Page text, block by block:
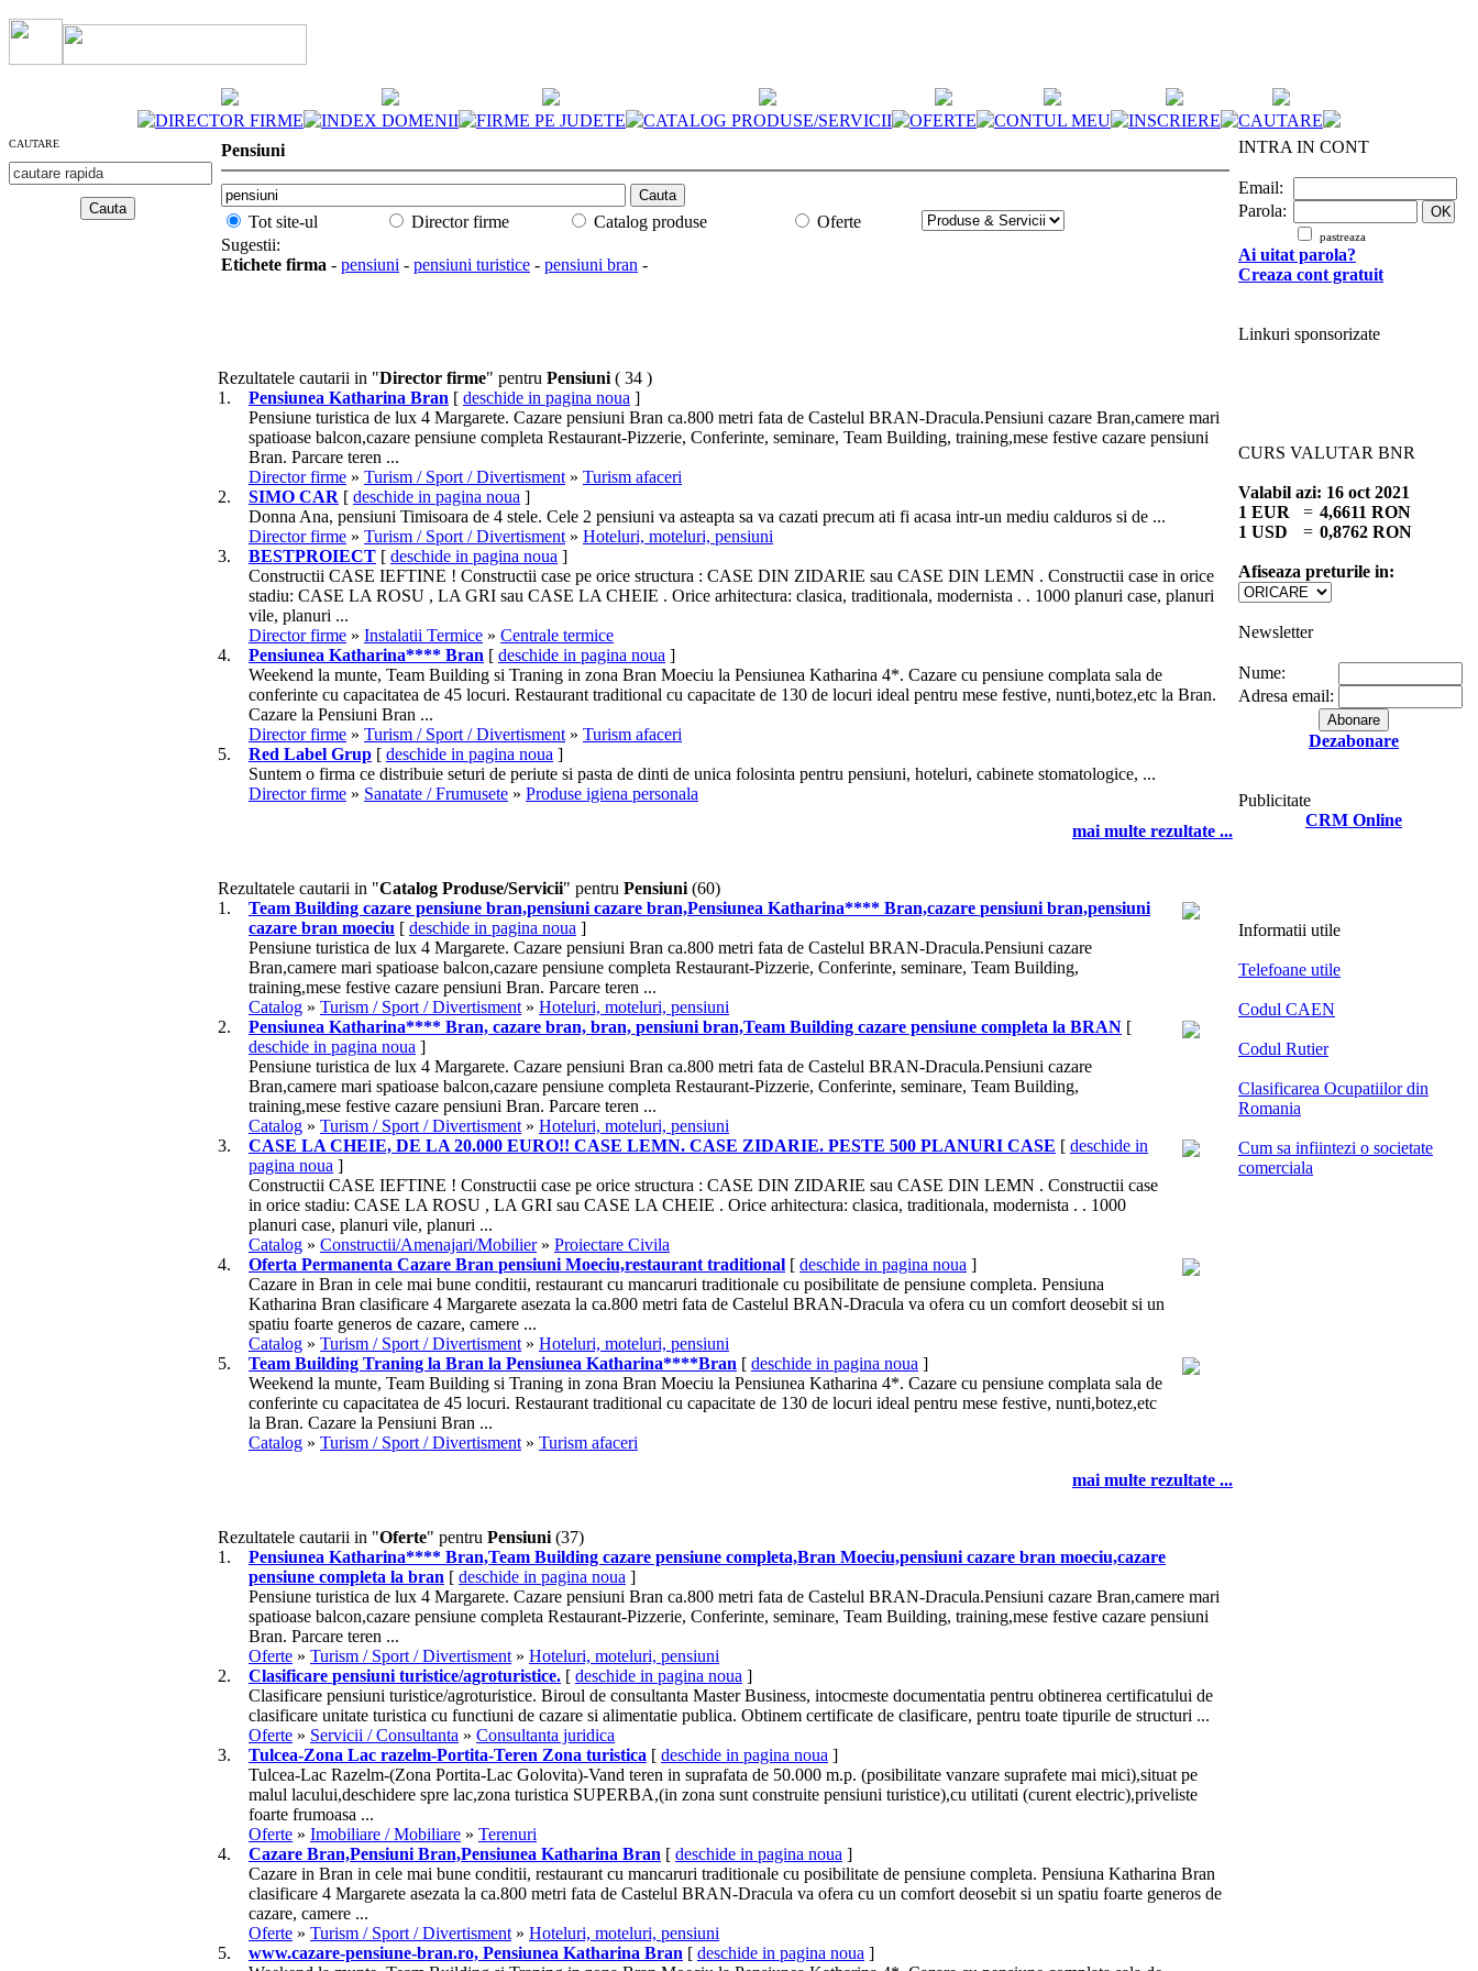
DIRECTOR FIRME INDEX DOMENII FIRME PE JUDETE CATALOG PRODUSE/SERVICII OFERTE CONTUL MEU INSCRIERE CAUTARE
CAUTARE Pensiuni
Tot site-ul Director firme Catalog produse
Oferte
Sugestii:
Etichete firma - pensiuni - pensiuni turistice - pensiuni bran -
Rezultatele cautarii in "Director firme" pentru Pensiuni ( 34 )
1.
Pensiunea Katharina Bran [ deschide in pagina noua ]
Pensiune turistica de lux 4 Margarete. Cazare pensiuni Bran ca.800 metri fata de Castelul BRAN-Dracula.Pensiuni cazare Bran,camere mari
spatioase balcon,cazare pensiune completa Restaurant-Pizzerie, Conferinte, seminare, Team Building, training,mese festive cazare pensiuni
Bran. Parcare teren ...
Director firme » Turism / Sport / Divertisment » Turism afaceri
2.
SIMO CAR [ deschide in pagina noua ]
Donna Ana, pensiuni Timisoara de 4 stele. Cele 2 pensiuni va asteapta sa va cazati precum ati fi acasa intr-un mediu calduros si de ...
Director firme » Turism / Sport / Divertisment » Hoteluri, moteluri, pensiuni
3.
BESTPROIECT [ deschide in pagina noua ]
Constructii CASE IEFTINE ! Constructii case pe orice structura : CASE DIN ZIDARIE sau CASE DIN LEMN . Constructii case in orice
stadiu: CASE LA ROSU , LA GRI sau CASE LA CHEIE . Orice arhitectura: clasica, traditionala, modernista . . 1000 planuri case, planuri
vile, planuri ...
Director firme » Instalatii Termice » Centrale termice
4.
Pensiunea Katharina**** Bran [ deschide in pagina noua ]
Weekend la munte, Team Building si Traning in zona Bran Moeciu la Pensiunea Katharina 4*. Cazare cu pensiune complata sala de
conferinte cu capacitatea de 45 locuri. Restaurant traditional cu capacitate de 130 de locuri ideal pentru mese festive, nunti,botez,etc la Bran.
Cazare la Pensiuni Bran ...
Director firme » Turism / Sport / Divertisment » Turism afaceri
5.
Red Label Grup [ deschide in pagina noua ]
Suntem o firma ce distribuie seturi de periute si pasta de dinti de unica folosinta pentru pensiuni, hoteluri, cabinete stomatologice, ...
Director firme » Sanatate / Frumusete » Produse igiena personala
mai multe rezultate ...
Rezultatele cautarii in "Catalog Produse/Servicii" pentru Pensiuni (60)
1.
Team Building cazare pensiune bran,pensiuni cazare bran,Pensiunea Katharina**** Bran,cazare pensiuni bran,pensiuni
cazare bran moeciu [ deschide in pagina noua ]
Pensiune turistica de lux 4 Margarete. Cazare pensiuni Bran ca.800 metri fata de Castelul BRAN-Dracula.Pensiuni cazare
Bran,camere mari spatioase balcon,cazare pensiune completa Restaurant-Pizzerie, Conferinte, seminare, Team Building,
training,mese festive cazare pensiuni Bran. Parcare teren ...
Catalog » Turism / Sport / Divertisment » Hoteluri, moteluri, pensiuni
2.
Pensiunea Katharina**** Bran, cazare bran, bran, pensiuni bran,Team Building cazare pensiune completa la BRAN [
deschide in pagina noua ]
Pensiune turistica de lux 4 Margarete. Cazare pensiuni Bran ca.800 metri fata de Castelul BRAN-Dracula.Pensiuni cazare
Bran,camere mari spatioase balcon,cazare pensiune completa Restaurant-Pizzerie, Conferinte, seminare, Team Building,
training,mese festive cazare pensiuni Bran. Parcare teren ...
Catalog » Turism / Sport / Divertisment » Hoteluri, moteluri, pensiuni
3.
CASE LA CHEIE, DE LA 20.000 EURO!! CASE LEMN. CASE ZIDARIE. PESTE 500 PLANURI CASE [ deschide in
pagina noua ]
Constructii CASE IEFTINE ! Constructii case pe orice structura : CASE DIN ZIDARIE sau CASE DIN LEMN . Constructii case
in orice stadiu: CASE LA ROSU , LA GRI sau CASE LA CHEIE . Orice arhitectura: clasica, traditionala, modernista . . 1000
planuri case, planuri vile, planuri ...
Catalog » Constructii/Amenajari/Mobilier» Proiectare Civila
4.
Oferta Permanenta Cazare Bran pensiuni Moeciu,restaurant traditional [ deschide in pagina noua ]
Cazare in Bran in cele mai bune conditii, restaurant cu mancaruri traditionale cu posibilitate de pensiune completa. Pensiuna
Katharina Bran clasificare 4 Margarete asezata la ca.800 metri fata de Castelul BRAN-Dracula va ofera cu un comfort deosebit si un
spatiu foarte generos de cazare, camere ...
Catalog » Turism / Sport / Divertisment » Hoteluri, moteluri, pensiuni
5.
Team Building Traning la Bran la Pensiunea Katharina****Bran [ deschide in pagina noua ]
Weekend la munte, Team Building si Traning in zona Bran Moeciu la Pensiunea Katharina 4*. Cazare cu pensiune complata sala de
conferinte cu capacitatea de 45 locuri. Restaurant traditional cu capacitate de 130 de locuri ideal pentru mese festive, nunti,botez,etc
la Bran. Cazare la Pensiuni Bran ...
Catalog » Turism / Sport / Divertisment » Turism afaceri
mai multe rezultate ...
Rezultatele cautarii in "Oferte" pentru Pensiuni (37)
1.
Pensiunea Katharina**** Bran,Team Building cazare pensiune completa,Bran Moeciu,pensiuni cazare bran moeciu,cazare
pensiune completa la bran [ deschide in pagina noua ]
Pensiune turistica de lux 4 Margarete. Cazare pensiuni Bran ca.800 metri fata de Castelul BRAN-Dracula.Pensiuni cazare Bran,camere mari
spatioase balcon,cazare pensiune completa Restaurant-Pizzerie, Conferinte, seminare, Team Building, training,mese festive cazare pensiuni
Bran. Parcare teren ...
Oferte » Turism / Sport / Divertisment » Hoteluri, moteluri, pensiuni
2.
Clasificare pensiuni turistice/agroturistice. [ deschide in pagina noua ]
Clasificare pensiuni turistice/agroturistice. Biroul de consultanta Master Business, intocmeste documentatia pentru obtinerea certificatului de
clasificare unitate turistica cu functiuni de cazare si alimentatie publica. Obtinem certificate de clasificare, pentru toate tipurile de structuri ...
Oferte » Servicii / Consultanta » Consultanta juridica
3.
Tulcea-Zona Lac razelm-Portita-Teren Zona turistica [ deschide in pagina noua ]
Tulcea-Lac Razelm-(Zona Portita-Lac Golovita)-Vand teren in suprafata de 50.000 m.p. (posibilitate vanzare suprafete mai mici),situat pe
malul lacului,deschidere spre lac,zona turistica SUPERBA,(in zona sunt construite pensiuni turistice),cu utilitati (curent electric),priveliste
foarte frumoasa ...
Oferte » Imobiliare / Mobiliare » Terenuri
4.
Cazare Bran,Pensiuni Bran,Pensiunea Katharina Bran [ deschide in pagina noua ]
Cazare in Bran in cele mai bune conditii, restaurant cu mancaruri traditionale cu posibilitate de pensiune completa. Pensiuna Katharina Bran
clasificare 4 Margarete asezata la ca.800 metri fata de Castelul BRAN-Dracula va ofera cu un comfort deosebit si un spatiu foarte generos de
cazare, camere ...
Oferte » Turism / Sport / Divertisment » Hoteluri, moteluri, pensiuni
5.
www.cazare-pensiune-bran.ro, Pensiunea Katharina Bran [ deschide in pagina noua ]
INTRA IN CONT
Email:
Parola:
pastreaza
Ai uitat parola?
Creaza cont gratuit
Linkuri sponsorizate
CURS VALUTAR BNR
Valabil azi: 16 oct 2021
1 EUR
= 4,6611 RON
1 USD
= 0,8762 RON
Afiseaza preturile in:
Newsletter
Nume:
Adresa email:
Dezabonare
Publicitate
CRM Online
Informatii utile
Telefoane utile
Codul CAEN
Codul Rutier
Clasificarea Ocupatiilor din
Romania
Cum sa infiintezi o societate
comerciala